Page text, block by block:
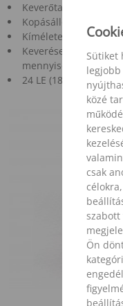
Sütiket
közé
csak
Ön
Keverőtartály méretek
Kopásálló konstrukció
Kíméletes
Keverésenként 10 -
mennyisége
24 LE (18 kW)